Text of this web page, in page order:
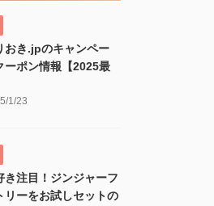
おき.jpのキャンペー
ーポン情報【2025最
1/23
き注目！ジンジャーフ
リーをお試しセットの